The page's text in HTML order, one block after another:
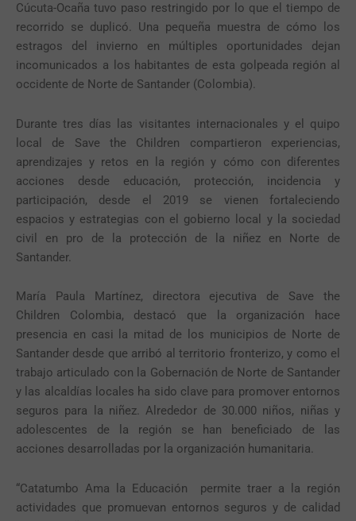
Cúcuta-Ocaña tuvo paso restringido por lo que el tiempo de
recorrido se duplicó. Una pequeña muestra de cómo los
estragos del invierno en múltiples oportunidades dejan
incomunicados a los habitantes de esta golpeada región al
occidente de Norte de Santander (Colombia).
Durante tres días las visitantes internacionales y el quipo
local de Save the Children compartieron experiencias,
aprendizajes y retos en la región y cómo con diferentes
acciones desde educación, protección, incidencia y
participación, desde el 2019 se vienen fortaleciendo
espacios y estrategias con el gobierno local y la sociedad
civil en pro de la protección de la niñez en Norte de
Santander.
María Paula Martínez, directora ejecutiva de Save the
Children Colombia, destacó que la organización hace
presencia en casi la mitad de los municipios de Norte de
Santander desde que arribó al territorio fronterizo, y como el
trabajo articulado con la Gobernación de Norte de Santander
y las alcaldías locales ha sido clave para promover entornos
seguros para la niñez. Alrededor de 30.000 niños, niñas y
adolescentes de la región se han beneficiado de las
acciones desarrolladas por la organización humanitaria.
“Catatumbo Ama la Educación permite traer a la región
actividades que promuevan entornos seguros y de calidad